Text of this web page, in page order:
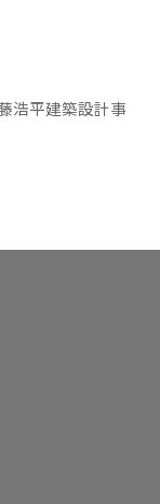
浩平建築設計事